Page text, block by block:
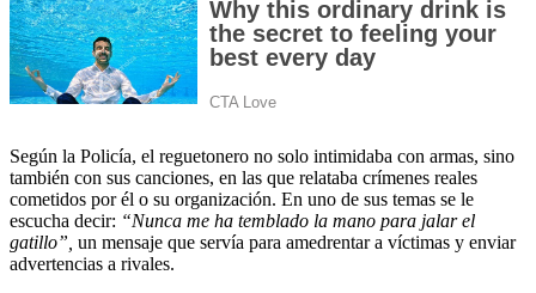
Según la Policía, el reguetonero no solo intimidaba con armas, sino
también con sus canciones, en las que relataba crímenes reales
cometidos por él o su organización. En uno de sus temas se le
escucha decir: “Nunca me ha temblado la mano para jalar el
gatillo”, un mensaje que servía para amedrentar a víctimas y enviar
advertencias a rivales.